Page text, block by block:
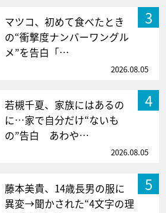
3
マツコ、初めて食べたとき
の“衝撃度ナンバーワングル
メ”を告白「…
2026.08.05
4
若槻千夏、家族にはあるの
に…家で自分だけ“ないも
の”告白 あわや…
2026.08.05
5
藤本美貴、14歳長男の服に
異変→聞かされた“4文字の理